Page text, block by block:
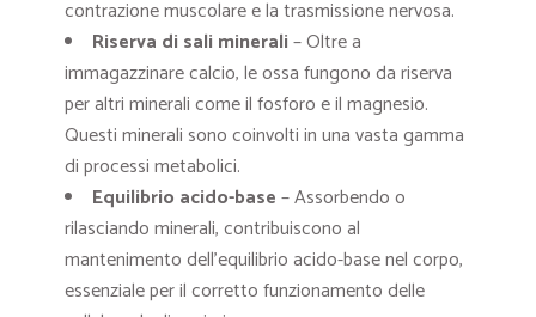
contrazione muscolare e la trasmissione nervosa.
Riserva di sali minerali– Oltre a
immagazzinare calcio, le ossa fungono da riserva
per altri minerali come il fosforo e il magnesio.
Questi minerali sono coinvolti in una vasta gamma
di processi metabolici.
Equilibrio acido-base– Assorbendo o
rilasciando minerali, contribuiscono al
mantenimento dell’equilibrio acido-base nel corpo,
essenziale per il corretto funzionamento delle